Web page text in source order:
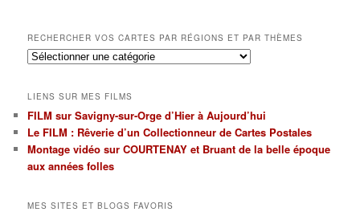
RECHERCHER VOS CARTES PAR RÉGIONS ET PAR THÈMES
Rechercher
par
régions
et
par
thèmes
LIENS SUR MES FILMS
FILM sur Savigny-sur-Orge d’Hier à Aujourd’hui
Le FILM : Rêverie d’un Collectionneur de Cartes Postales
Montage vidéo sur COURTENAY et Bruant de la belle époque
aux années folles
MES SITES ET BLOGS FAVORIS